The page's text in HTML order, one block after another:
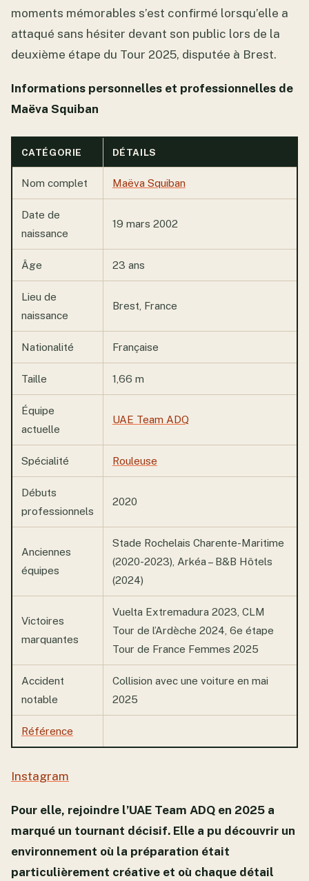
moments mémorables s’est confirmé lorsqu’elle a
attaqué sans hésiter devant son public lors de la
deuxième étape du Tour 2025, disputée à Brest.
Informations personnelles et professionnelles de
Maëva Squiban
CATÉGORIE DÉTAILS
Nom complet Maëva Squiban
Date de
naissance
19 mars 2002
Âge 23 ans
Lieu de
naissance
Brest, France
Nationalité Française
Taille 1,66 m
Équipe
actuelle
UAE Team ADQ
Spécialité Rouleuse
Débuts
professionnels
2020
Anciennes
équipes
Stade Rochelais Charente-Maritime
(2020-2023), Arkéa – B&B Hôtels
(2024)
Victoires
marquantes
Vuelta Extremadura 2023, CLM
Tour de l’Ardèche 2024, 6e étape
Tour de France Femmes 2025
Accident
notable
Collision avec une voiture en mai
2025
Référence
Instagram
Pour elle, rejoindre l’UAE Team ADQ en 2025 a
marqué un tournant décisif. Elle a pu découvrir un
environnement où la préparation était
particulièrement créative et où chaque détail